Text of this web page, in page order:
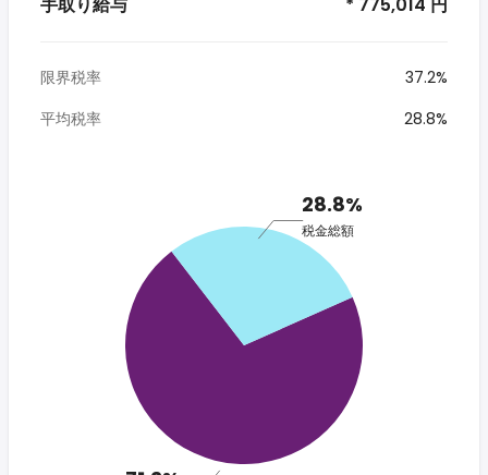
限界税率
37.2%
平均税率
28.8%
28.8%
税金総額